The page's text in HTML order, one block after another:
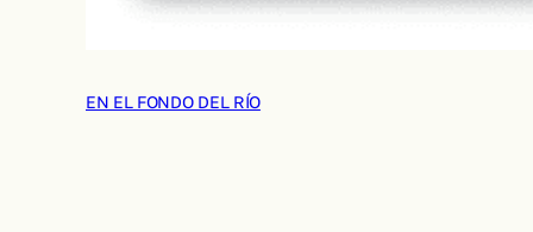
EN EL FONDO DEL RÍO